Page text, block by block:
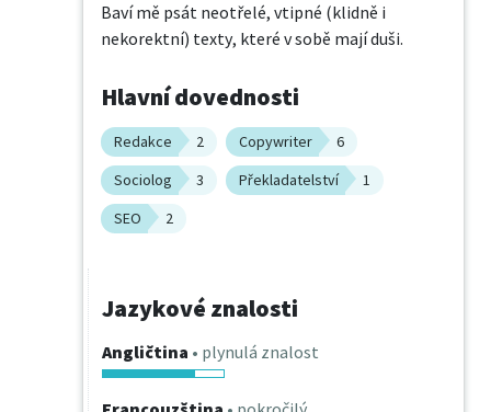
Baví mě psát neotřelé, vtipné (klidně i
nekorektní) texty, které v sobě mají duši.
Hlavní dovednosti
Redakce 2 Copywriter
6
Sociolog
3 Překladatelství
1
SEO
2
Jazykové znalosti
Angličtina • plynulá znalost